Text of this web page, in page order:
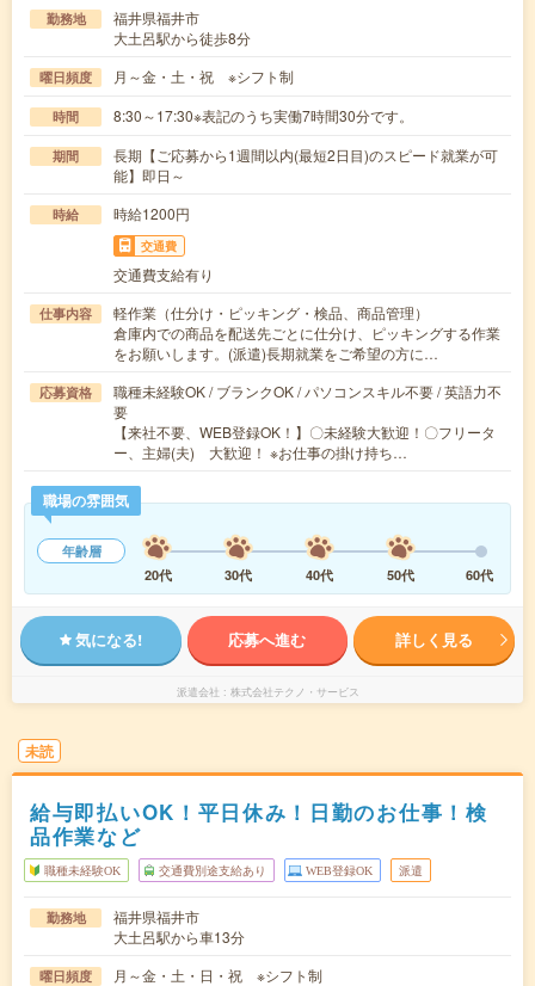
勤務地
福井県福井市
大土呂駅から徒歩8分
曜日頻度 月～金・土・祝 ※シフト制
時間 8:30～17:30※表記のうち実働7時間30分です。
期間
長期【ご応募から1週間以内(最短2日目)のスピード就業が可
能】即日～
時給 時給1200円
交通費
交通費支給有り
仕事内容
軽作業（仕分け・ピッキング・検品、商品管理）
倉庫内での商品を配送先ごとに仕分け、ピッキングする作業
をお願いします。(派遣)長期就業をご希望の方に…
応募資格
職種未経験OK / ブランクOK / パソコンスキル不要 / 英語力不
要
【来社不要、WEB登録OK！】〇未経験大歓迎！〇フリータ
ー、主婦(夫) 大歓迎！ ※お仕事の掛け持ち…
職場の雰囲気
年齢層
20代
30代 40代 50代 60代
気になる! 応募へ進む 詳しく見る
派遣会社 株式会社テクノ・サービス
未読
給与即払いOK！平日休み！日勤のお仕事！検
品作業など
職種未経験OK 交通費別途支給あり WEB登録OK 派遣
勤務地
福井県福井市
大土呂駅から車13分
曜日頻度 月～金・土・日・祝 ※シフト制